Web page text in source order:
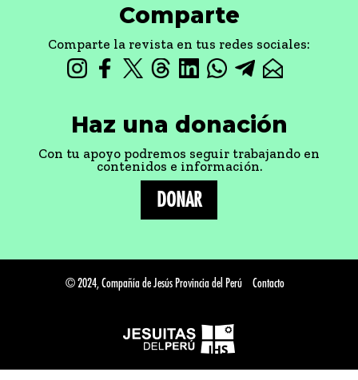
Comparte
Comparte la revista en tus redes sociales:
Haz una donación
Con tu apoyo podremos seguir trabajando en
contenidos e información.
DONAR
© 2024, Compañía de Jesús Provincia del Perú Contacto